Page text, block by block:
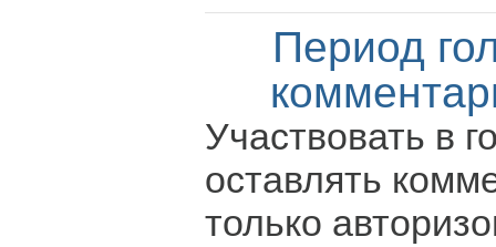
Период
Участвовать в
оставлять
только